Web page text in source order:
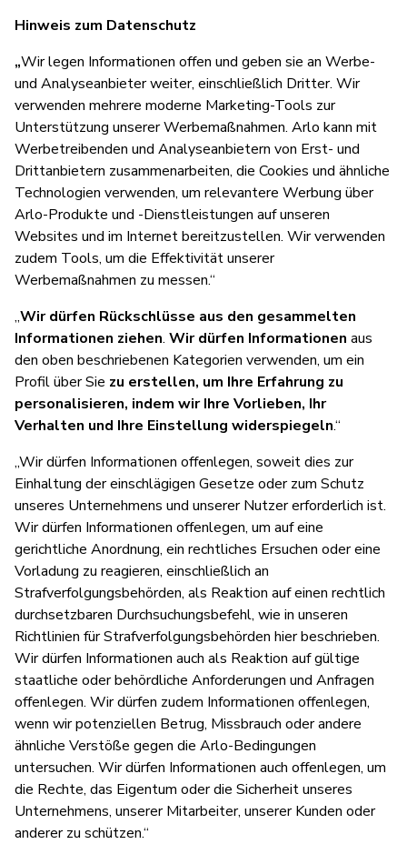
Hinweis zum Datenschutz
„Wir legen Informationen offen und geben sie an Werbe-
und Analyseanbieter weiter, einschließlich Dritter. Wir
verwenden mehrere moderne Marketing-Tools zur
Unterstützung unserer Werbemaßnahmen. Arlo kann mit
Werbetreibenden und Analyseanbietern von Erst- und
Drittanbietern zusammenarbeiten, die Cookies und ähnliche
Technologien verwenden, um relevantere Werbung über
Arlo-Produkte und -Dienstleistungen auf unseren
Websites und im Internet bereitzustellen. Wir verwenden
zudem Tools, um die Effektivität unserer
Werbemaßnahmen zu messen.“
„Wir dürfen Rückschlüsse aus den gesammelten
Informationen ziehen. Wir dürfen Informationen aus
den oben beschriebenen Kategorien verwenden, um ein
Profil über Sie zu erstellen, um Ihre Erfahrung zu
personalisieren, indem wir Ihre Vorlieben, Ihr
Verhalten und Ihre Einstellung widerspiegeln.“
„Wir dürfen Informationen offenlegen, soweit dies zur
Einhaltung der einschlägigen Gesetze oder zum Schutz
unseres Unternehmens und unserer Nutzer erforderlich ist.
Wir dürfen Informationen offenlegen, um auf eine
gerichtliche Anordnung, ein rechtliches Ersuchen oder eine
Vorladung zu reagieren, einschließlich an
Strafverfolgungsbehörden, als Reaktion auf einen rechtlich
durchsetzbaren Durchsuchungsbefehl, wie in unseren
Richtlinien für Strafverfolgungsbehörden hier beschrieben.
Wir dürfen Informationen auch als Reaktion auf gültige
staatliche oder behördliche Anforderungen und Anfragen
offenlegen. Wir dürfen zudem Informationen offenlegen,
wenn wir potenziellen Betrug, Missbrauch oder andere
ähnliche Verstöße gegen die Arlo-Bedingungen
untersuchen. Wir dürfen Informationen auch offenlegen, um
die Rechte, das Eigentum oder die Sicherheit unseres
Unternehmens, unserer Mitarbeiter, unserer Kunden oder
anderer zu schützen.“